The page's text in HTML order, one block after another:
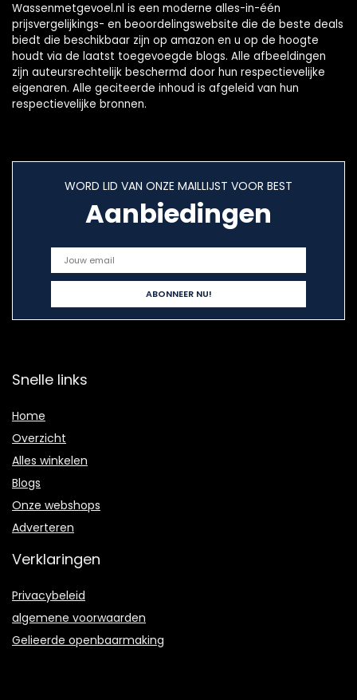
Wassenmetgevoel.nl is een moderne alles-in-één
prijsvergelijkings- en beoordelingswebsite die de beste deals
biedt die beschikbaar zijn op amazon en u op de hoogte
houdt via de laatst toegevoegde blogs. Alle afbeeldingen
zijn auteursrechtelijk beschermd door hun respectievelijke
eigenaren. Alle geciteerde inhoud is afgeleid van hun
respectievelijke bronnen.
WORD LID VAN ONZE MAILLIJST VOOR BEST
Aanbiedingen
Snelle links
Home
Overzicht
Alles winkelen
Blogs
Onze webshops
Adverteren
Verklaringen
Privacybeleid
algemene voorwaarden
Gelieerde openbaarmaking